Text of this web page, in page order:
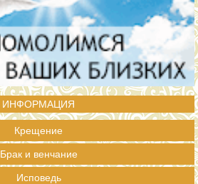
ИНФОРМАЦИЯ
Крещение
Брак и венчание
Исповедь